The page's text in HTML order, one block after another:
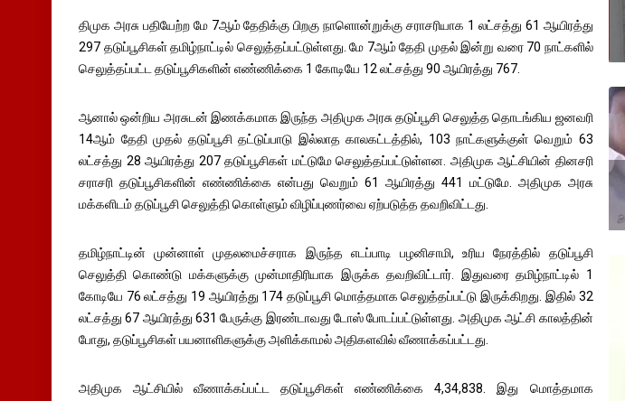
திமுக அரசு பதியேற்ற மே 7ஆம் தேதிக்கு பிறகு நாளொன்றுக்கு சராசரியாக 1 லட்சத்து 61 ஆயிரத்து
297 தடுப்பூசிகள் தமிழ்நாட்டில் செலுத்தப்பட்டுள்ளது. மே 7ஆம் தேதி முதல் இன்று வரை 70 நாட்களில்
செலுத்தப்பட்ட தடுப்பூசிகளின் எண்ணிக்கை 1 கோடியே 12 லட்சத்து 90 ஆயிரத்து 767.
ஆனால் ஒன்றிய அரசுடன் இணக்கமாக இருந்த அதிமுக அரசு தடுப்பூசி செலுத்த தொடங்கிய ஜனவரி
14ஆம் தேதி முதல் தடுப்பூசி தட்டுப்பாடு இல்லாத காலகட்டத்தில், 103 நாட்களுக்குள் வெறும் 63
லட்சத்து 28 ஆயிரத்து 207 தடுப்பூசிகள் மட்டுமே செலுத்தப்பட்டுள்ளன. அதிமுக ஆட்சியின் தினசரி
சராசரி தடுப்பூசிகளின் எண்ணிக்கை என்பது வெறும் 61 ஆயிரத்து 441 மட்டுமே. அதிமுக அரசு
மக்களிடம் தடுப்பூசி செலுத்தி கொள்ளும் விழிப்புணர்வை ஏற்படுத்த தவறிவிட்டது.
தமிழ்நாட்டின் முன்னாள் முதலமைச்சராக இருந்த எடப்பாடி பழனிசாமி, உரிய நேரத்தில் தடுப்பூசி
செலுத்தி கொண்டு மக்களுக்கு முன்மாதிரியாக இருக்க தவறிவிட்டார். இதுவரை தமிழ்நாட்டில் 1
கோடியே 76 லட்சத்து 19 ஆயிரத்து 174 தடுப்பூசி மொத்தமாக செலுத்தப்பட்டு இருக்கிறது. இதில் 32
லட்சத்து 67 ஆயிரத்து 631 பேருக்கு இரண்டாவது டோஸ் போடப்பட்டுள்ளது. அதிமுக ஆட்சி காலத்தின்
போது, தடுப்பூசிகள் பயனாளிகளுக்கு அளிக்காமல் அதிகளவில் வீணாக்கப்பட்டது.
அதிமுக ஆட்சியில் வீணாக்கப்பட்ட தடுப்பூசிகள் எண்ணிக்கை 4,34,838. இது மொத்தமாக